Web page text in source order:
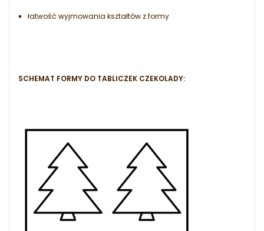
łatwość wyjmowania kształtów z formy
SCHEMAT FORMY DO TABLICZEK CZEKOLADY: